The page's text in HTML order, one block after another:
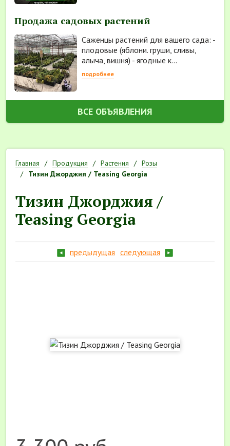
Продажа садовых растений
Саженцы растений для вашего сада: -
плодовые (яблони. груши, сливы,
алыча, вишня) - ягодные к...
подробнее
ВСЕ ОБЪЯВЛЕНИЯ
Главная Продукция Растения
Розы
Тизин Джорджия / Teasing Georgia
Тизин Джорджия /
Teasing Georgia
предыдущая следующая